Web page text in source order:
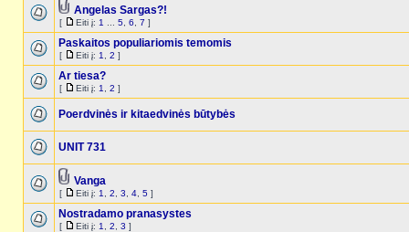
Angelas Sargas?!
[ Eiti į: 1 5 6 7 ]
Paskaitos populiariomis temomis
[ Eiti į: 1 2 ]
Ar tiesa?
[ Eiti į: 1 2 ]
Poerdvinės ir kitaedvinės būtybės
UNIT 731
Vanga
[ Eiti į: 1 2 3 4 5 ]
Nostradamo pranasystes
[ Eiti į: 1 2 3 ]